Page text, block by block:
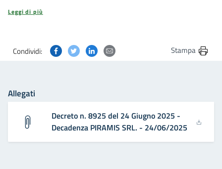
Leggi di più
Condividi: Condividi questa pagina su Facebook
Condividi questa pagina su Twitter
Condividi questa pagina su Linkedin
Condividi questa pagina via
Stampa
Allegati
Decreto n. 8925 del 24 Giugno 2025 -
Decadenza PIRAMIS SRL. - 24/06/2025